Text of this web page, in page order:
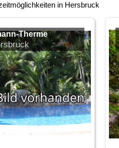
in Hersbruck
Therme